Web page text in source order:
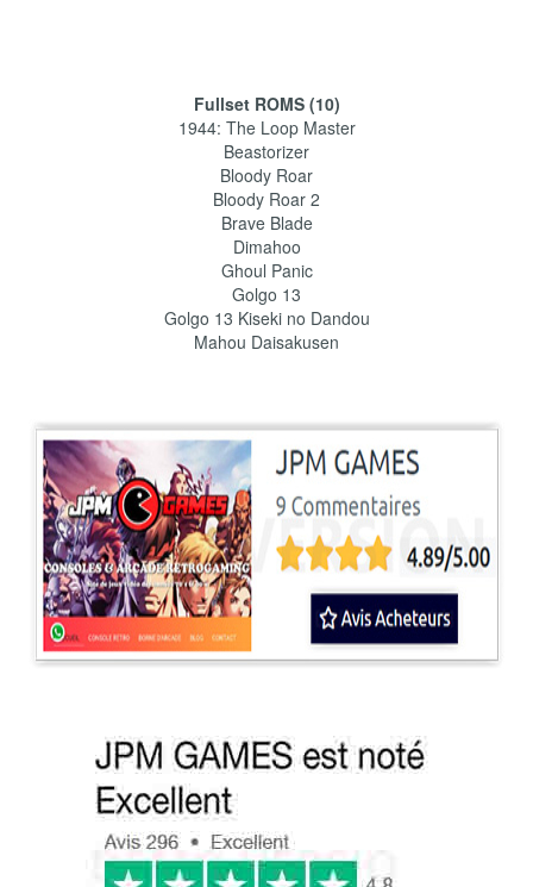
Fullset ROMS (10)
1944: The Loop Master
Beastorizer
Bloody Roar
Bloody Roar 2
Brave Blade
Dimahoo
Ghoul Panic
Golgo 13
Golgo 13 Kiseki no Dandou
Mahou Daisakusen